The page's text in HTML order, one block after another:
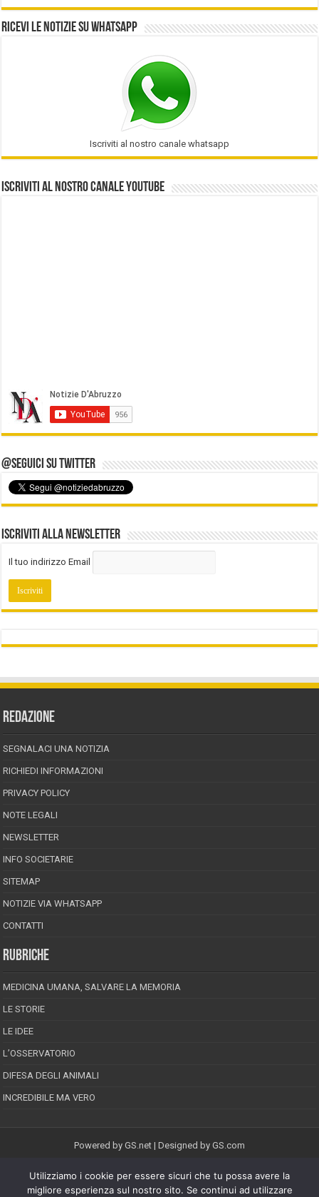
Ricevi le notizie su Whatsapp
Iscriviti al nostro canale whatsapp
Iscriviti al nostro Canale Youtube
@Seguici su Twitter
Iscriviti alla Newsletter
Il tuo indirizzo Email
REDAZIONE
SEGNALACI UNA NOTIZIA
RICHIEDI INFORMAZIONI
PRIVACY POLICY
NOTE LEGALI
NEWSLETTER
INFO SOCIETARIE
SITEMAP
NOTIZIE VIA WHATSAPP
CONTATTI
RUBRICHE
MEDICINA UMANA, SALVARE LA MEMORIA
LE STORIE
LE IDEE
L’OSSERVATORIO
DIFESA DEGLI ANIMALI
INCREDIBILE MA VERO
Powered by GS.net | Designed by GS.com
EPINEION EDITRICE S.R.L.P.Iva 02008710689
Registrazione Tribunale di Pescara reg. speciale della stampa n.08/2012
Utilizziamo i cookie per essere sicuri che tu possa avere la
migliore esperienza sul nostro sito. Se continui ad utilizzare